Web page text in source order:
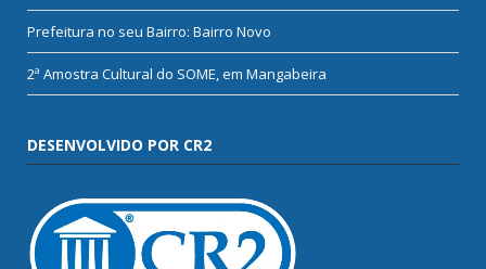
Prefeitura no seu Bairro: Bairro Novo
2ª Amostra Cultural do SOME, em Mangabeira
DESENVOLVIDO POR CR2